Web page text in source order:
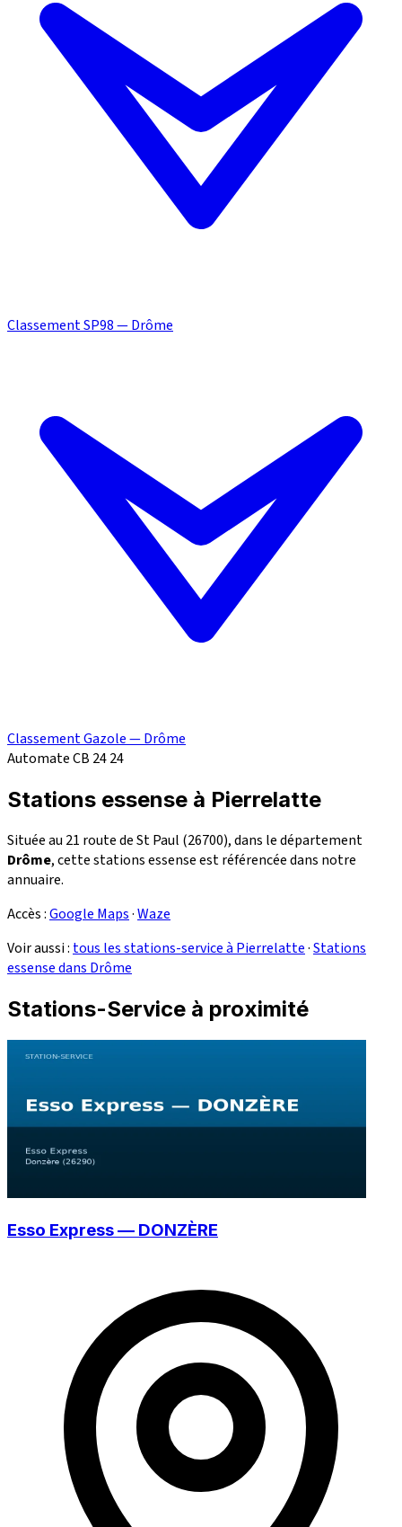
Classement SP98 — Drôme
Classement Gazole — Drôme
Automate CB 2424
Stations essense à Pierrelatte
Située au 21 route de St Paul (26700), dans le département
Drôme, cette stations essense est référencée dans notre
annuaire.
Accès :Google Maps·Waze
Voir aussi : tous les stations-service à Pierrelatte·Stations
essense dans Drôme
Stations-Service à proximité
Esso Express — DONZÈRE